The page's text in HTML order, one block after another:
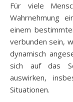
Für viele
Wahrnehmung
einem
verbunden sein,
dynamisch
sich auf das
auswirken,
Situationen.